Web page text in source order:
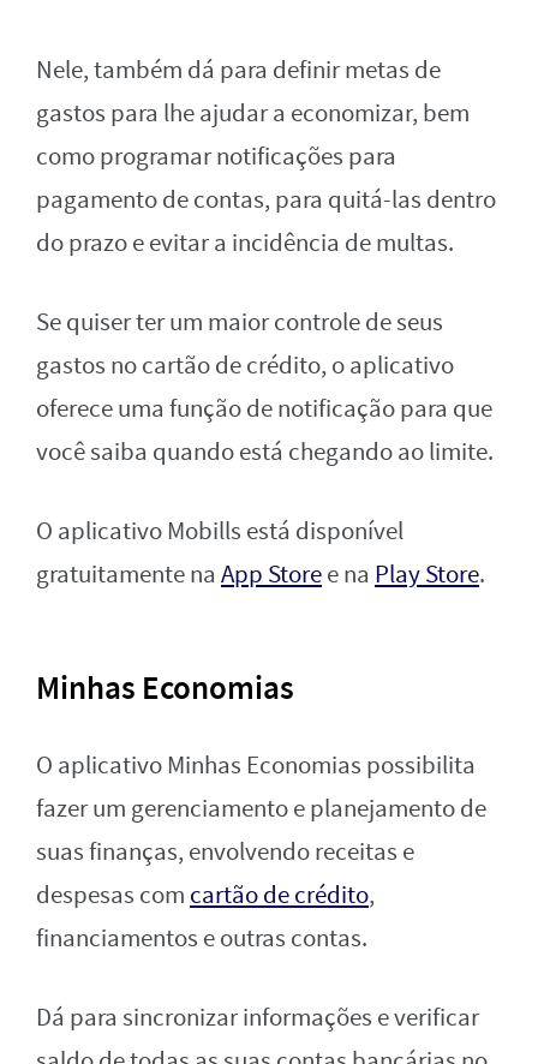
Nele, também dá para definir metas de
gastos para lhe ajudar a economizar, bem
como programar notificações para
pagamento de contas, para quitá-las dentro
do prazo e evitar a incidência de multas.
Se quiser ter um maior controle de seus
gastos no cartão de crédito, o aplicativo
oferece uma função de notificação para que
você saiba quando está chegando ao limite.
O aplicativo Mobills está disponível
gratuitamente na App Storee na Play Store.
Minhas Economias
O aplicativo Minhas Economias possibilita
fazer um gerenciamento e planejamento de
suas finanças, envolvendo receitas e
despesas com cartão de crédito,
financiamentos e outras contas.
Dá para sincronizar informações e verificar